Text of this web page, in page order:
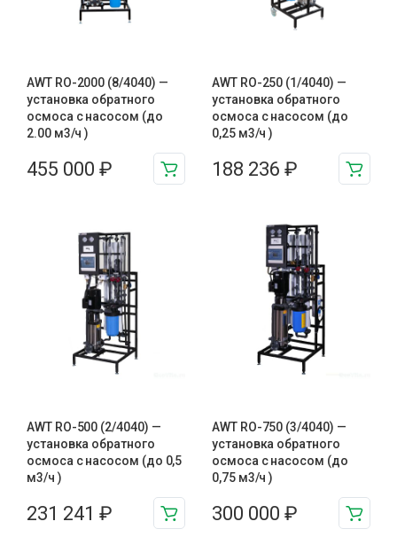
AWT RO-2000 (8/4040) —
установка обратного
осмоса с насосом (до
2.00 м3/ч )
455 000 ₽
AWT RO-250 (1/4040) —
установка обратного
осмоса с насосом (до
0,25 м3/ч )
188 236 ₽
AWT RO-500 (2/4040) —
установка обратного
осмоса с насосом (до 0,5
м3/ч )
231 241 ₽
AWT RO-750 (3/4040) —
установка обратного
осмоса с насосом (до
0,75 м3/ч )
300 000 ₽